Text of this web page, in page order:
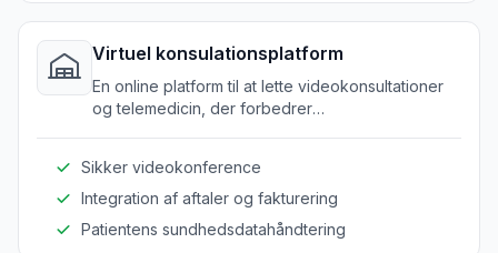
Virtuel konsulationsplatform
En online platform til at lette videokonsultationer
og telemedicin, der forbedrer
Sikker videokonference
Integration af aftaler og fakturering
Patientens sundhedsdatahåndtering